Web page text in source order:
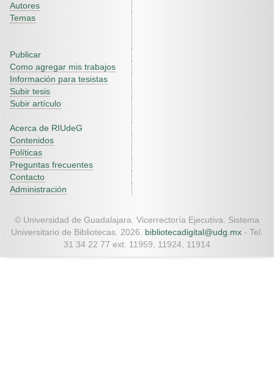
Autores
Temas
Publicar
Como agregar mis trabajos
Información para tesistas
Subir tesis
Subir artículo
Acerca de RIUdeG
Contenidos
Políticas
Preguntas frecuentes
Contacto
Administración
© Universidad de Guadalajara. Vicerrectoría Ejecutiva. Sistema
Universitario de Bibliotecas. 2026. bibliotecadigital@udg.mx - Tel.
31 34 22 77 ext. 11959, 11924, 11914